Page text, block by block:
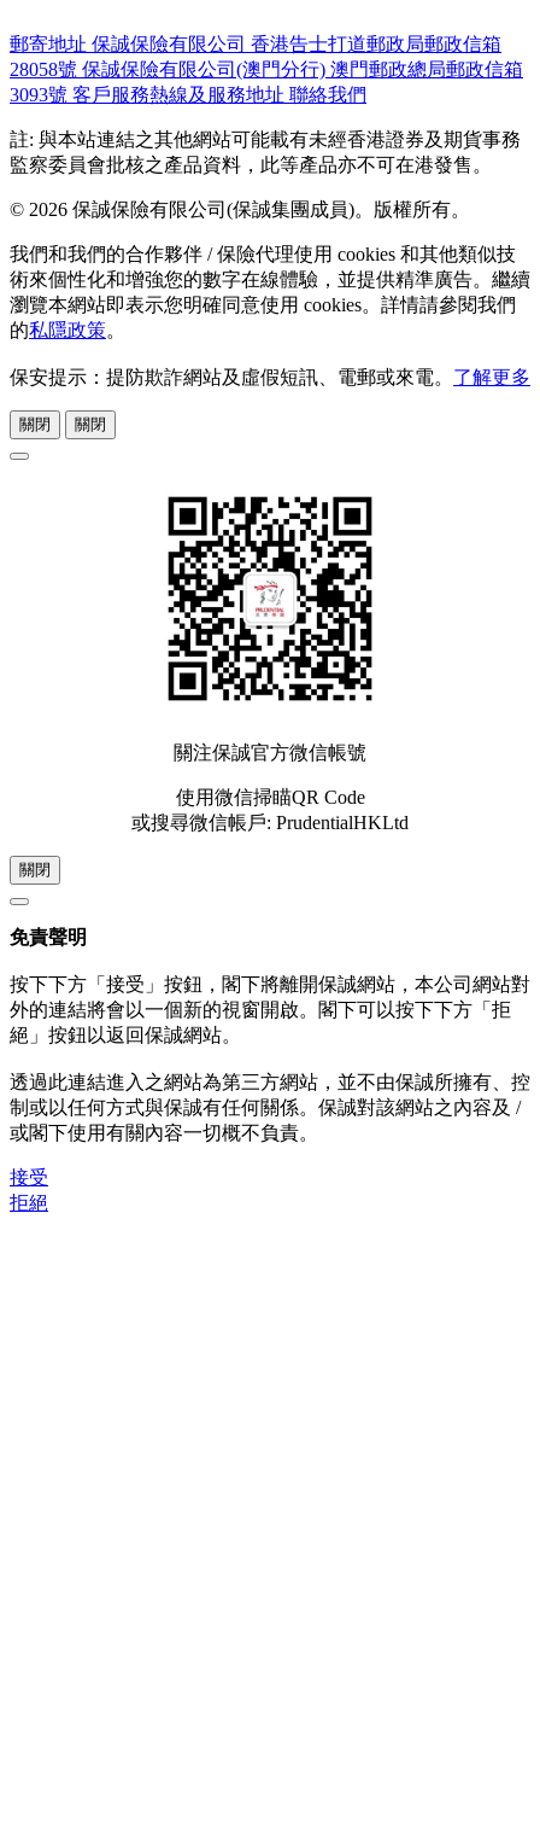
郵寄地址 保誠保險有限公司 香港告士打道郵政局郵政信箱
28058號 保誠保險有限公司(澳門分行) 澳門郵政總局郵政信箱
3093號 客戶服務熱線及服務地址 聯絡我們
註: 與本站連結之其他網站可能載有未經香港證券及期貨事務
監察委員會批核之產品資料，此等產品亦不可在港發售。
© 2026 保誠保險有限公司(保誠集團成員)。版權所有。
我們和我們的合作夥伴 / 保險代理使用 cookies 和其他類似技
術來個性化和增強您的數字在線體驗，並提供精準廣告。繼續
瀏覽本網站即表示您明確同意使用 cookies。詳情請參閱我們
的私隱政策。
保安提示：提防欺詐網站及虛假短訊、電郵或來電。 了解更多
關閉 關閉
關注保誠官方微信帳號
使用微信掃瞄QR Code
或搜尋微信帳戶: PrudentialHKLtd
關閉
免責聲明
按下下方「接受」按鈕，閣下將離開保誠網站，本公司網站對
外的連結將會以一個新的視窗開啟。閣下可以按下下方「拒
絕」按鈕以返回保誠網站。
透過此連結進入之網站為第三方網站，並不由保誠所擁有、控
制或以任何方式與保誠有任何關係。保誠對該網站之內容及 /
或閣下使用有關內容一切概不負責。
接受
拒絕